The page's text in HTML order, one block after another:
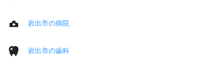
岩出市の病院
岩出市の歯科